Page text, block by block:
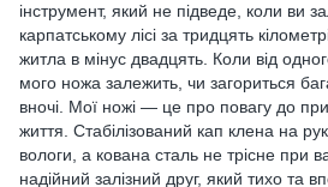
інструмент, який не підведе, коли ви
карпатському лісі за тридцять
житла в мінус двадцять. Коли від
мого ножа залежить, чи загориться
вночі. Мої ножі — це про повагу до
життя. Стабілізований кап клена на
вологи, а кована сталь не трісне при
надійний залізний друг, який тихо та